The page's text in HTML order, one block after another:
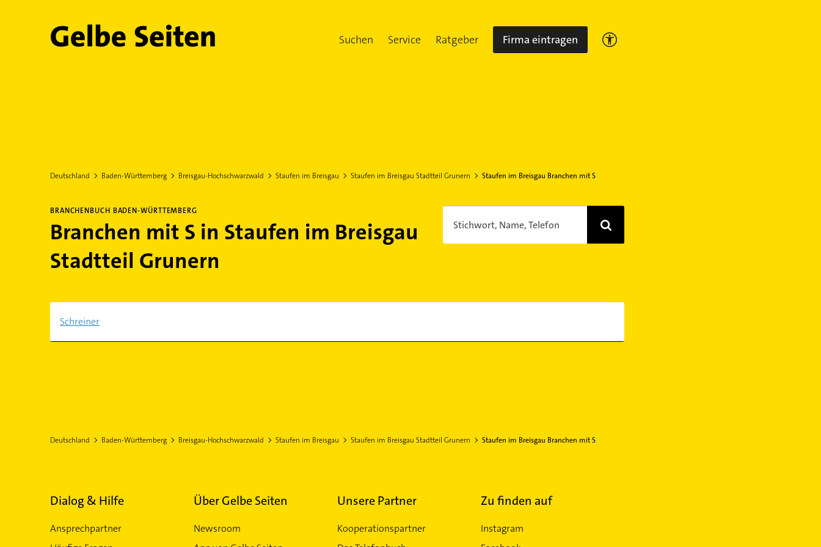
Gelbe Seiten Suchen Service Ratgeber Firma eintragen
Deutschland Baden-Württemberg Breisgau-Hochschwarzwald Staufen im Breisgau Staufen im Breisgau Stadtteil Grunern Staufen im Breisgau Branchen mit S
BRANCHENBUCH BADEN-WÜRTTEMBERG
Branchen mit S in Staufen im Breisgau
Stadtteil Grunern
Stichwort, Name, Telefon
Schreiner
Deutschland Baden-Württemberg Breisgau-Hochschwarzwald Staufen im Breisgau Staufen im Breisgau Stadtteil Grunern Staufen im Breisgau Branchen mit S
Dialog & Hilfe
Ansprechpartner
Über Gelbe Seiten
Newsroom
Unsere Partner
Kooperationspartner
Zu finden auf
Instagram